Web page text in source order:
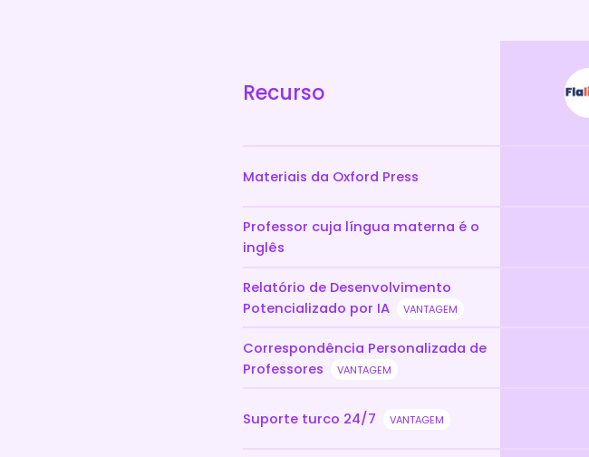
Recurso
Materiais da Oxford Press
Professor cuja língua materna é o
inglês
Relatório de Desenvolvimento
Potencializado por IA
VANTAGEM
Correspondência Personalizada de
Professores
VANTAGEM
Suporte turco 24/7 VANTAGEM